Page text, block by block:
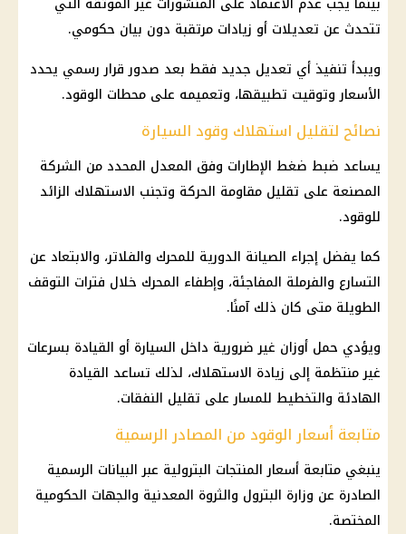
تتحدث عن تعديلات أو زيادات مرتقبة دون بيان حكومي.
ويبدأ تنفيذ أي تعديل جديد فقط بعد صدور قرار رسمي يحدد
الأسعار وتوقيت تطبيقها، وتعميمه على محطات الوقود.
نصائح لتقليل استهلاك وقود السيارة
يساعد ضبط ضغط الإطارات وفق المعدل المحدد من الشركة
المصنعة على تقليل مقاومة الحركة وتجنب الاستهلاك الزائد
للوقود.
كما يفضل إجراء الصيانة الدورية للمحرك والفلاتر، والابتعاد عن
التسارع والفرملة المفاجئة، وإطفاء المحرك خلال فترات التوقف
الطويلة متى كان ذلك آمنًا.
ويؤدي حمل أوزان غير ضرورية داخل السيارة أو القيادة بسرعات
غير منتظمة إلى زيادة الاستهلاك، لذلك تساعد القيادة
الهادئة والتخطيط للمسار على تقليل النفقات.
متابعة أسعار الوقود من المصادر الرسمية
ينبغي متابعة أسعار المنتجات البترولية عبر البيانات الرسمية
الصادرة عن وزارة البترول والثروة المعدنية والجهات الحكومية
المختصة.